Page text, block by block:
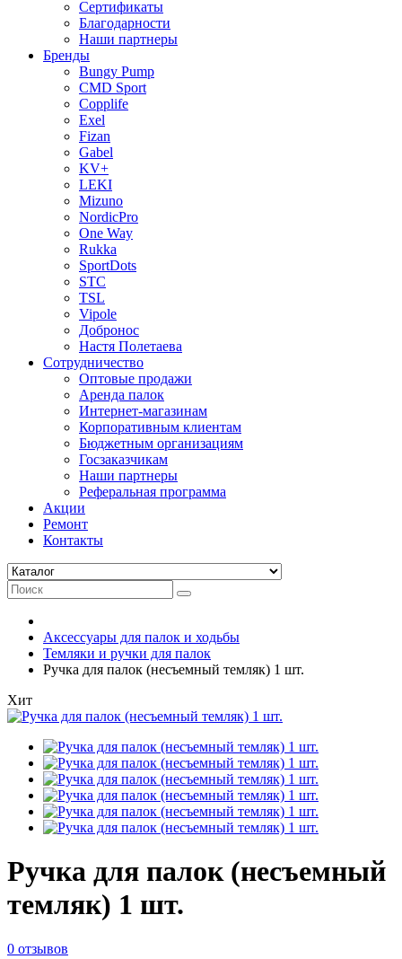
Сертификаты
Благодарности
Наши партнеры
Бренды
Bungy Pump
CMD Sport
Copplife
Exel
Fizan
Gabel
KV+
LEKI
Mizuno
NordicPro
One Way
Rukka
SportDots
STC
TSL
Vipole
Добронос
Настя Полетаева
Сотрудничество
Оптовые продажи
Аренда палок
Интернет-магазинам
Корпоративным клиентам
Бюджетным организациям
Госзаказчикам
Наши партнеры
Реферальная программа
Акции
Ремонт
Контакты
Аксессуары для палок и ходьбы
Темляки и ручки для палок
Ручка для палок (несъемный темляк) 1 шт.
Хит
Ручка для палок (несъемный
темляк) 1 шт.
0 отзывов